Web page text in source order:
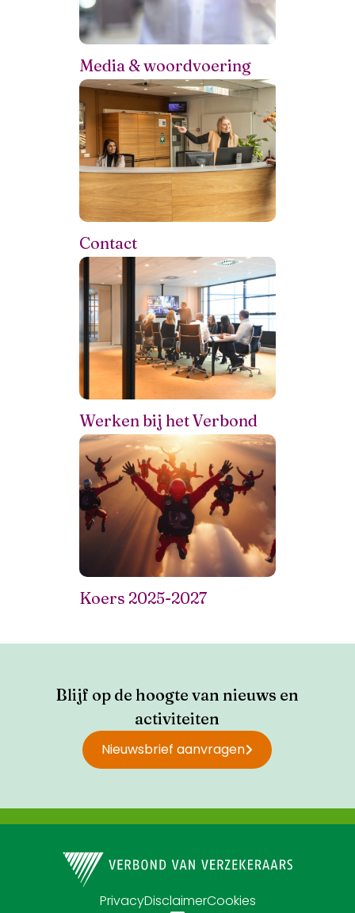
Media & woordvoering
Contact
Werken bij het Verbond
Koers 2025-2027
Blijf op de hoogte van nieuws en
activiteiten
Nieuwsbrief aanvragen
PrivacyDisclaimerCookies